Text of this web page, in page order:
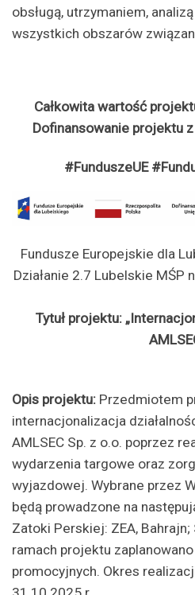
obsługą, utrzymaniem,
wszystkich obszarów
Całkowita wartość
Dofinansowanie projektu z
#FunduszeUE
Fundusze Europejskie dla
Działanie 2.7 Lubelskie MŚP
Tytuł projektu:
Opis projektu: Przedmiotem
internacjonalizacja
AMLSEC Sp. z o.o. poprzez
wydarzenia targowe oraz
wyjazdowej. Wybrane przez
będą prowadzone na
Zatoki Perskiej: ZEA,
ramach projektu
promocyjnych. Okres